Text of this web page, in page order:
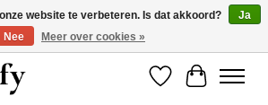
| Maandelijks opzegbaar
Verlanglijst
website te verbeteren. Is dat akkoord?
Ja
Nee
Meer over cookies »